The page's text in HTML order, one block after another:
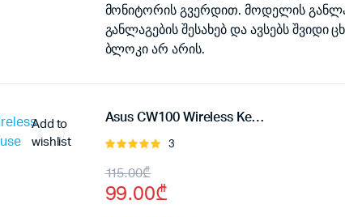
მონიტორის გვერდით. მოდელის
განლაგების შესახებ და ავსებს
ბლოკი არ არის.
Add to
wishlist
Asus CW100 Wireless Keyboard and Mouse
შეფასება
დან
3
115.00₾
Original
price
99.00₾
Current
price